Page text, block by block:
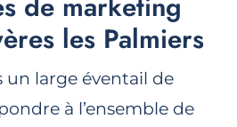
les Palmiers
un large éventail de
à l’ensemble de